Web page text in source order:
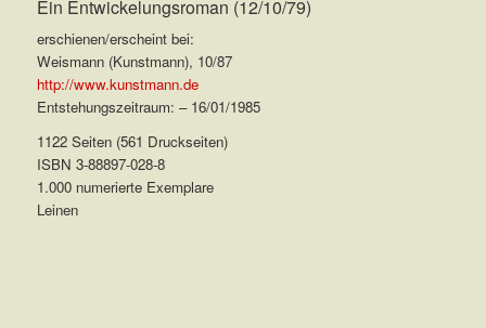
Ein Entwickelungsroman (12/10/79)
erschienen/erscheint bei:
Weismann (Kunstmann), 10/87
http://www.kunstmann.de
Entstehungszeitraum: – 16/01/1985
1122 Seiten (561 Druckseiten)
ISBN 3-88897-028-8
1.000 numerierte Exemplare
Leinen